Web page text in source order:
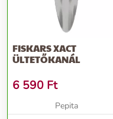
FISKARS XACT
ÜLTETŐKANÁL
6 590 Ft
Pepita